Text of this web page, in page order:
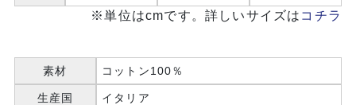
※単位はcmです。詳しいサイズは コチラ
素材 コットン100％
生産国 イタリア